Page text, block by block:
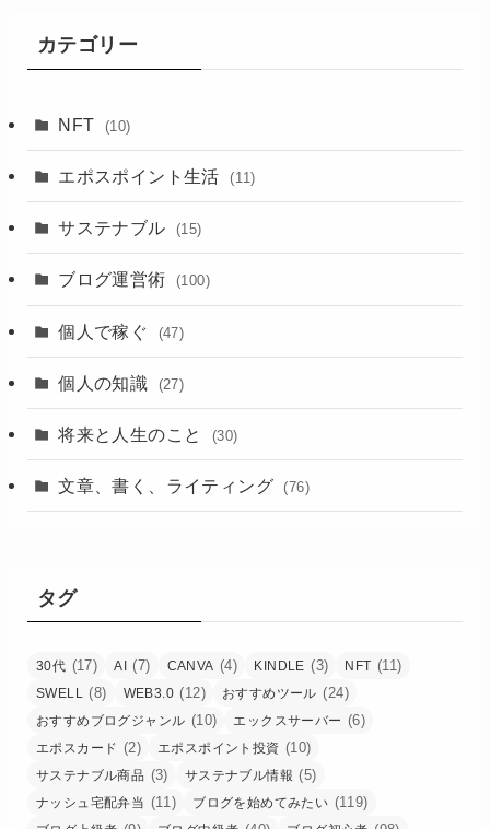
カテゴリー
NFT (10)
エポスポイント生活 (11)
サステナブル (15)
ブログ運営術 (100)
個人で稼ぐ (47)
個人の知識 (27)
将来と人生のこと (30)
文章、書く、ライティング (76)
タグ
30代 (17) AI (7) CANVA (4) KINDLE (3) NFT (11)
SWELL (8) WEB3.0 (12) おすすめツール (24)
おすすめブログジャンル (10) エックスサーバー (6)
エポスカード (2) エポスポイント投資 (10)
サステナブル商品 (3) サステナブル情報 (5)
ナッシュ宅配弁当 (11) ブログを始めてみたい (119)